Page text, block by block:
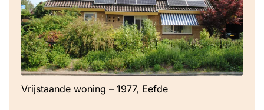
Vrijstaande woning – 1977, Eefde